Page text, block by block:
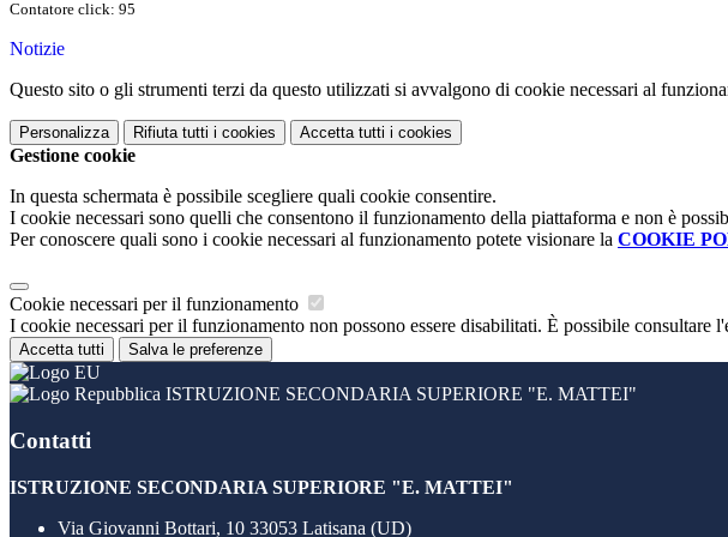
Contatore click: 95
Notizie
Questo sito o gli strumenti terzi da questo utilizzati si avvalgono di cookie necessari al
Personalizza Rifiuta tutti i cookies Accetta tutti i cookies
Gestione cookie
In questa schermata è possibile scegliere quali cookie consentire.
I cookie necessari sono quelli che consentono il funzionamento della piattaforma e non è
Per conoscere quali sono i cookie necessari al funzionamento potete visionare la COOKIE
Cookie necessari per il funzionamento
I cookie necessari per il funzionamento non possono essere disabilitati. È possibile consultare
Accetta tutti Salva le preferenze
ISTRUZIONE SECONDARIA SUPERIORE "E. MATTEI"
Contatti
ISTRUZIONE SECONDARIA SUPERIORE "E. MATTEI"
Via Giovanni Bottari, 10 33053 Latisana (UD)